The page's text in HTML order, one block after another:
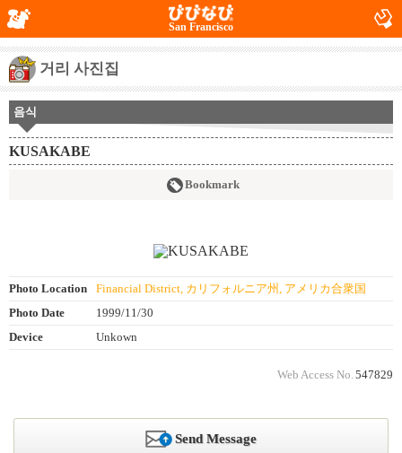
San Francisco
거리 사진집
음식
KUSAKABE
Bookmark
Photo Location
Financial District, カリフォルニア州, アメリカ合衆国
Photo Date
1999/11/30
Device
Unkown
Web Access No. 547829
Send Message